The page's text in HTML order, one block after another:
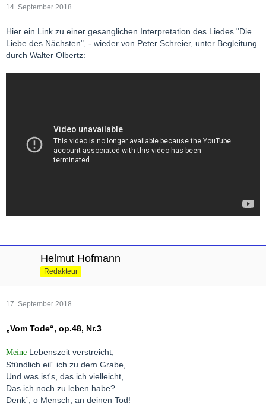
14. September 2018
Hier ein Link zu einer gesanglichen Interpretation des Liedes "Die
Liebe des Nächsten", - wieder von Peter Schreier, unter Begleitung
durch Walter Olbertz:
Helmut Hofmann
Redakteur
17. September 2018
„Vom Tode“, op.48, Nr.3
Meine Lebenszeit verstreicht,
Stündlich eil´ ich zu dem Grabe,
Und was ist's, das ich vielleicht,
Das ich noch zu leben habe?
Denk´, o Mensch, an deinen Tod!